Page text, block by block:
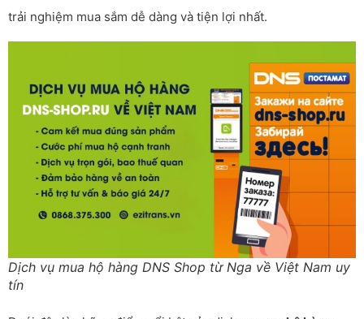
trải nghiệm mua sắm dễ dàng và tiện lợi nhất.
Dịch vụ mua hộ hàng DNS Shop từ Nga về Việt Nam uy
tín